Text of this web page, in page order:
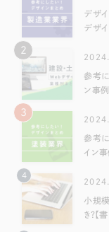
デザ
デザ
2
参考に
ン事
3
参考
イン
4
小規
き？【